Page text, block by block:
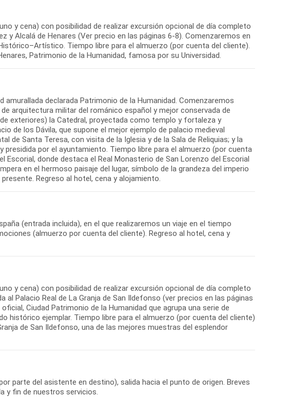
y cena) con posibilidad de realizar excursión opcional de día completo
y Alcalá de Henares (Ver precio en las páginas 6-8). Comenzaremos en
Tiempo libre para el almuerzo (por cuenta del cliente).
Patrimonio de la Humanidad, famosa por su Universidad.
amurallada declarada Patrimonio de la Humanidad. Comenzaremos
arquitectura militar del románico español y mejor conservada de
exteriores) la Catedral, proyectada como templo y fortaleza y
de los Dávila, que supone el mejor ejemplo de palacio medieval
de Santa Teresa, con visita de la Iglesia y de la Sala de Reliquias; y la
presidida por el ayuntamiento. Tiempo libre para el almuerzo (por cuenta
Escorial, donde destaca el Real Monasterio de San Lorenzo del Escorial
en el hermoso paisaje del lugar, símbolo de la grandeza del imperio
Regreso al hotel, cena y alojamiento.
(entrada incluida), en el que realizaremos un viaje en el tiempo
(almuerzo por cuenta del cliente). Regreso al hotel, cena y
y cena) con posibilidad de realizar excursión opcional de día completo
al Palacio Real de La Granja de San Ildefonso (ver precios en las páginas
Ciudad Patrimonio de la Humanidad que agrupa una serie de
histórico ejemplar. Tiempo libre para el almuerzo (por cuenta del cliente)
de San Ildefonso, una de las mejores muestras del esplendor
parte del asistente en destino), salida hacia el punto de origen. Breves
y fin de nuestros servicios.